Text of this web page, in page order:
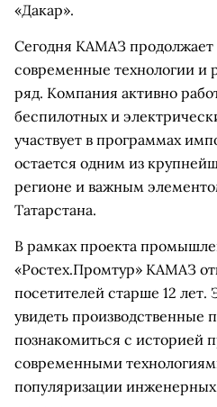
«Дакар».
Сегодня КАМАЗ продолжает
современные технологии и
ряд. Компания активно
беспилотных и
участвует в программах
остается одним из
регионе и важным
Татарстана.
В рамках проекта
«Ростех.Промтур» КАМАЗ
посетителей старше 12 лет.
увидеть производственные
познакомиться с историей
современными
популяризации